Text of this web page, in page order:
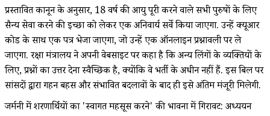
प्रस्तावित कानून के अनुसार, 18 वर्ष की आयु पूरी करने वाले सभी पुरुषों के लिए
सैन्य सेवा करने की इच्छा को लेकर एक अनिवार्य सर्वे किया जाएगा. उन्हें क्यूआर
कोड के साथ एक पत्र भेजा जाएगा, जो उन्हें एक ऑनलाइन प्रश्नावली पर ले
जाएगा. रक्षा मंत्रालय ने अपनी वेबसाइट पर कहा है कि अन्य लिंगों के व्यक्तियों के
लिए, प्रश्नों का उत्तर देना स्वैच्छिक है, क्योंकि वे भर्ती के अधीन नहीं हैं. इस बिल पर
सांसदों द्वारा गहन बहस और संभावित बदलावों के बाद ही इसे अंतिम मंजूरी मिलेगी.
जर्मनी में शरणार्थियों का 'स्वागत महसूस करने' की भावना में गिरावट: अध्ययन